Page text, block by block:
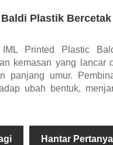
Plastik Bercetak
Printed Plastic
kemasan yang lancar
panjang umur.
ubah bentuk,
Hantar